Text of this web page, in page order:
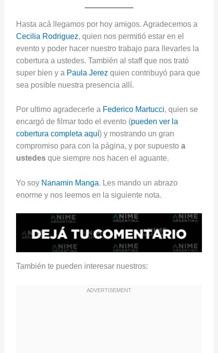
Hasta acá llegamos por hoy amigos. Agradecemos a
Cecilia Rodriguez, quien nos permitió estar en el
evento y poder hacer nuestro trabajo para llevarles la
cobertura a ustedes. También al staff que nos trató
super bien y a Paula Jerez quien contribuyó para que
sea posible nuestra presencia allí.
Por ultimo agradecerle a Federico Martucci, quien se
encargó de filmar todo el evento (pueden ver la
cobertura completa aquí) y mostrando un gran
compromiso para con la página, y por supuesto a
ustedesque siempre nos hacen el aguante.
Yo soy Nanamin Manga. Les mando un abrazo
enorme y nos leemos en la siguiente nota.
También te pueden interesar nuestros: